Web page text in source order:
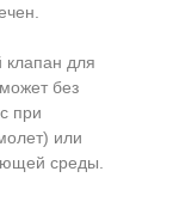
для
без
при
или
среды.